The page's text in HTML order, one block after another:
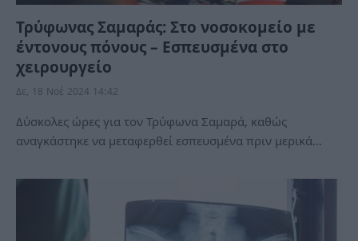
Τρύφωνας Σαμαράς: Στο νοσοκομείο με
έντονους πόνους – Εσπευσμένα στο
χειρουργείο
Δε, 18 Νοέ 2024 14:42
Δύσκολες ώρες για τον Τρύφωνα Σαμαρά, καθώς
αναγκάστηκε να μεταφερθεί εσπευσμένα πριν μερικά…